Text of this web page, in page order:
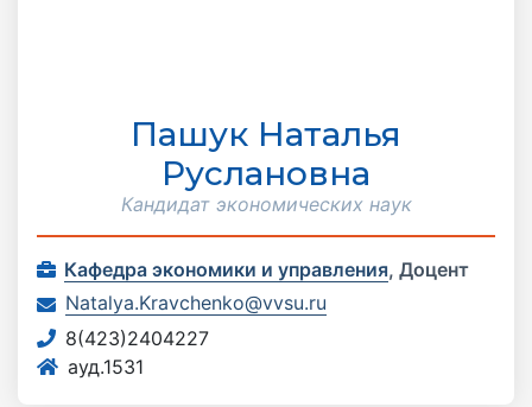
Пашук Наталья
Руслановна
Кандидат экономических наук
Кафедра экономики и управления, Доцент
Natalya.Kravchenko@vvsu.ru
8(423)2404227
ауд.1531